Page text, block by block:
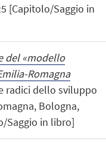
[Capitolo/Saggio in
del «modello
Romagna
radici dello sviluppo
Bologna,
Saggio in libro]